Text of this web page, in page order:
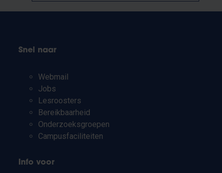
Snel naar
Webmail
Jobs
Lesroosters
Bereikbaarheid
Onderzoeksgroepen
Campusfaciliteiten
Info voor